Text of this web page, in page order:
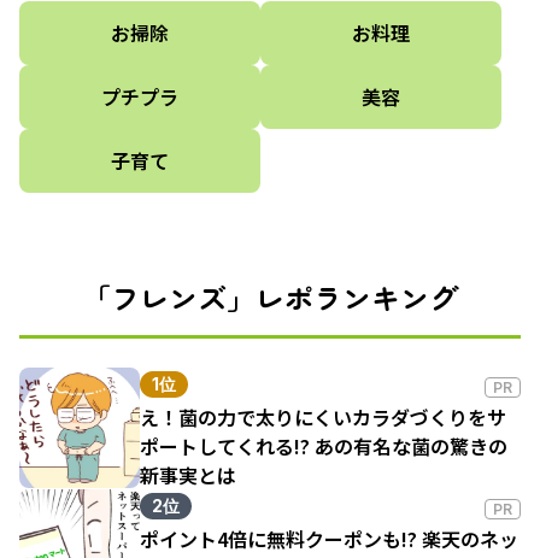
お掃除 お料理
プチプラ 美容
子育て
「フレンズ」レポランキング
1位 PR
え！菌の力で太りにくいカラダづくりをサ
ポートしてくれる!? あの有名な菌の驚きの
新事実とは
2位 PR
ポイント4倍に無料クーポンも!? 楽天のネッ